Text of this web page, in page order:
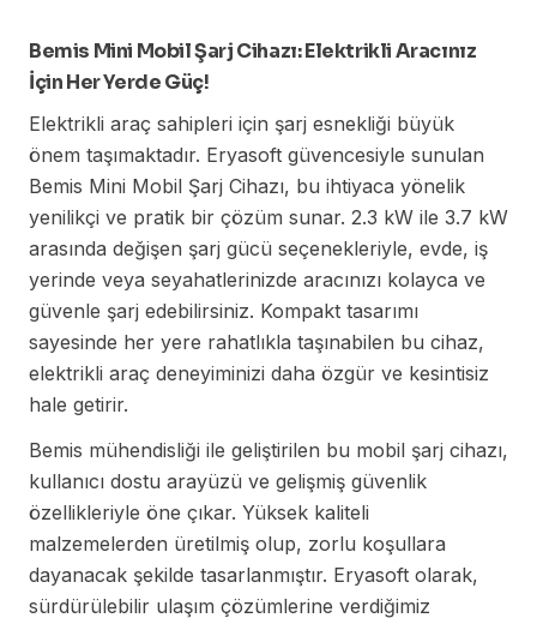
Bemis Mini Mobil Şarj Cihazı: Elektrikli Aracınız
İçin Her Yerde Güç!
Elektrikli araç sahipleri için şarj esnekliği büyük
önem taşımaktadır. Eryasoft güvencesiyle sunulan
Bemis Mini Mobil Şarj Cihazı, bu ihtiyaca yönelik
yenilikçi ve pratik bir çözüm sunar. 2.3 kW ile 3.7 kW
arasında değişen şarj gücü seçenekleriyle, evde, iş
yerinde veya seyahatlerinizde aracınızı kolayca ve
güvenle şarj edebilirsiniz. Kompakt tasarımı
sayesinde her yere rahatlıkla taşınabilen bu cihaz,
elektrikli araç deneyiminizi daha özgür ve kesintisiz
hale getirir.
Bemis mühendisliği ile geliştirilen bu mobil şarj cihazı,
kullanıcı dostu arayüzü ve gelişmiş güvenlik
özellikleriyle öne çıkar. Yüksek kaliteli
malzemelerden üretilmiş olup, zorlu koşullara
dayanacak şekilde tasarlanmıştır. Eryasoft olarak,
sürdürülebilir ulaşım çözümlerine verdiğimiz